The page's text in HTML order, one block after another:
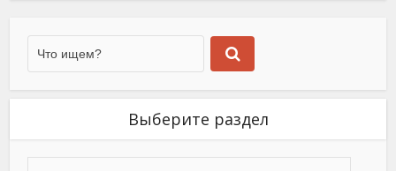
Выберите раздел